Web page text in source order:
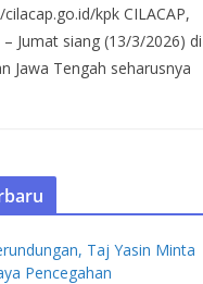
kpk CILACAP,
Jumat siang (13/3/2026) di
Jawa Tengah seharusnya
Taj Yasin Minta
Pencegahan